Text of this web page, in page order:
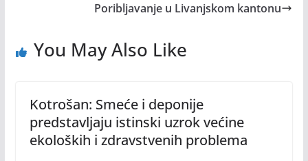
Poribljavanje u Livanjskom kantonu
You May Also Like
Kotrošan: Smeće i deponije
predstavljaju istinski uzrok većine
ekoloških i zdravstvenih problema